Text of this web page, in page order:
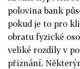
polovina bank
pokud je to pro
obratu fyzické
veliké rozdíly v
přiznání.